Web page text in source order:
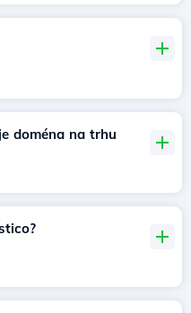
doména na trhu